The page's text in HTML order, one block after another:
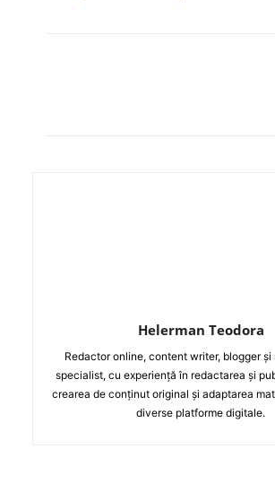
Helerman Teodora
Redactor online, content writer, blogger și
specialist, cu experiență în redactarea și
crearea de conținut original și adaptarea
diverse platforme digitale.